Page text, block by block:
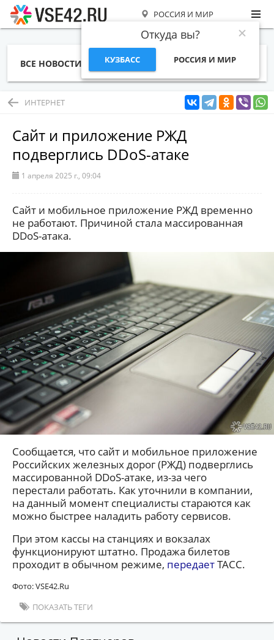
РОССИЯ И МИР
Откуда вы?
КУЗБАСС РОССИЯ И МИР
ВСЕ НОВОСТИ СТАТЬИ ТЕМЫ ФОТО
ИНТЕРНЕТ
Сайт и приложение РЖД
подверглись DDoS-атаке
1 апреля 2025 г., 09:04
Сайт и мобильное приложение РЖД временно
не работают. Причиной стала массированная
DDoS-атака.
Сообщается, что сайт и мобильное приложение
Российских железных дорог (РЖД) подверглись
массированной DDoS-атаке, из-за чего
перестали работать. Как уточнили в компании,
на данный момент специалисты стараются как
можно быстрее наладить работу сервисов.
При этом кассы на станциях и вокзалах
функционируют штатно. Продажа билетов
проходит в обычном режиме, передаетТАСС.
Фото: VSE42.Ru
ПОКАЗАТЬ ТЕГИ